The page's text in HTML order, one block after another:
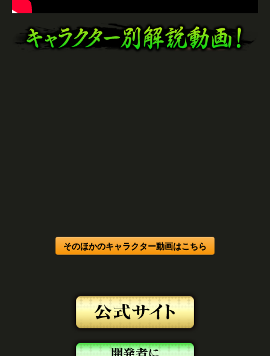
そのほかのキャラクター動画はこちら